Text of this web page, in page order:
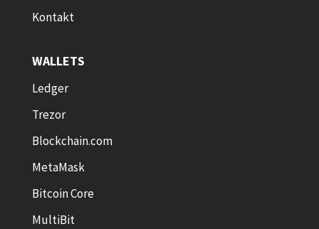
Kontakt
WALLETS
Ledger
Trezor
Blockchain.com
MetaMask
Bitcoin Core
MultiBit